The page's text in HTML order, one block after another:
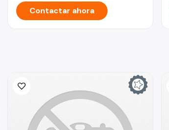
Contactar ahora